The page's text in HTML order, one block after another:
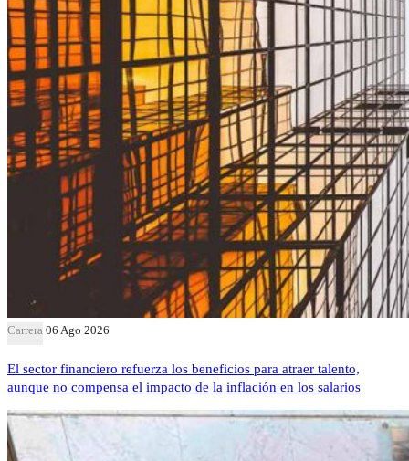
Carrera 06 Ago 2026
El sector financiero refuerza los beneficios para atraer talento,
aunque no compensa el impacto de la inflación en los salarios